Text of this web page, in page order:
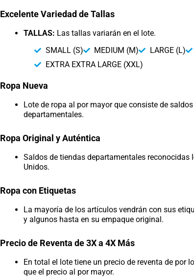
Excelente Variedad de Tallas
TALLAS: Las tallas variarán en el lote.
SMALL (S)
MEDIUM (M) LARGE (L)
EXTRA EXTRA LARGE (XXL)
Ropa Nueva
Lote de ropa al por mayor que consiste de
departamentales.
Ropa Original y Auténtica
Saldos de tiendas departamentales reconocidas
Unidos.
Ropa con Etiquetas
La mayoría de los artículos vendrán con sus
y algunos hasta en su empaque original.
Precio de Reventa de 3X a 4X Más
En total el lote tiene un precio de reventa de por
que el precio al por mayor.